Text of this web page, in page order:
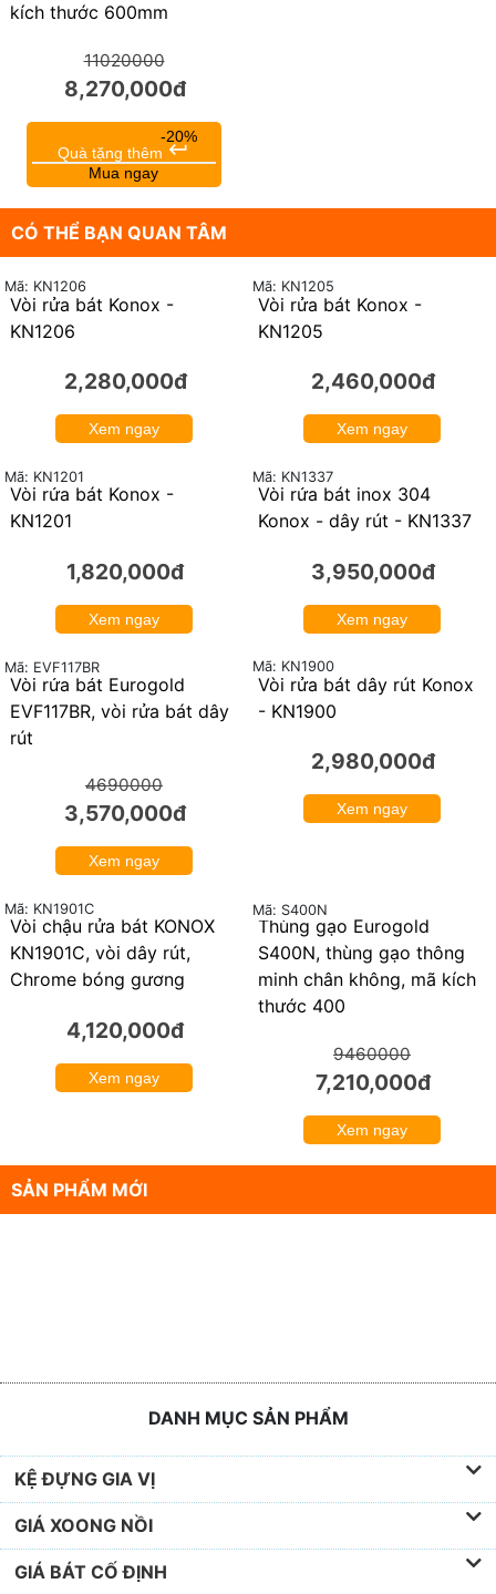
kích thước 600mm
11020000
8,270,000đ
-20%
Quà tặng thêm keyboard_return
Mua ngay
CÓ THỂ BẠN QUAN TÂM
Vòi rửa bát Konox -
KN1206
Mã: KN1206
2,280,000đ
Xem ngay
Vòi rửa bát Konox -
KN1205
Mã: KN1205
2,460,000đ
Xem ngay
Vòi rửa bát Konox -
KN1201
Mã: KN1201
1,820,000đ
Xem ngay
Vòi rửa bát inox 304
Konox - dây rút - KN1337
Mã: KN1337
3,950,000đ
Xem ngay
Vòi rửa bát Eurogold
EVF117BR, vòi rửa bát dây
rút
Mã: EVF117BR
4690000
3,570,000đ
Xem ngay
Vòi rửa bát dây rút Konox
- KN1900
Mã: KN1900
2,980,000đ
Xem ngay
Vòi chậu rửa bát KONOX
KN1901C, vòi dây rút,
Chrome bóng gương
Mã: KN1901C
4,120,000đ
Xem ngay
Thùng gạo Eurogold
S400N, thùng gạo thông
minh chân không, mã kích
thước 400
Mã: S400N
9460000
7,210,000đ
Xem ngay
SẢN PHẨM MỚI
DANH MỤC SẢN PHẨM
KỆ ĐỰNG GIA VỊ
GIÁ XOONG NỒI
GIÁ BÁT CỐ ĐỊNH